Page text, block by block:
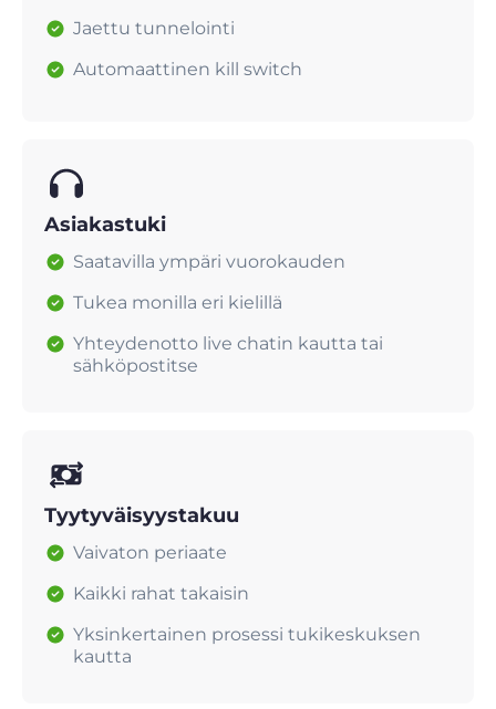
Jaettu tunnelointi
Automaattinen kill switch
Asiakastuki
Saatavilla ympäri vuorokauden
Tukea monilla eri kielillä
Yhteydenotto live chatin kautta tai
sähköpostitse
Tyytyväisyystakuu
Vaivaton periaate
Kaikki rahat takaisin
Yksinkertainen prosessi tukikeskuksen
kautta